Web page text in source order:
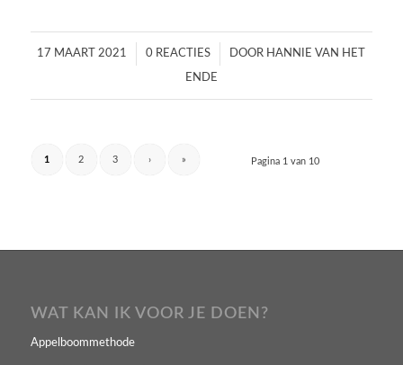
17 MAART 2021
/ 0 REACTIES
/ DOOR HANNIE VAN HET
ENDE
Pagina 1 van 10
1 2 3 › »
WAT KAN IK VOOR JE DOEN?
Appelboommethode